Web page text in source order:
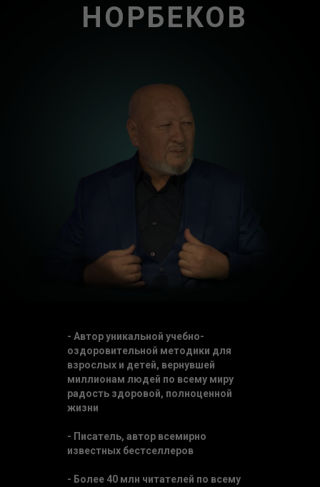
НОРБЕКОВ
- Автор уникальной учебно-
оздоровительной методики для
взрослых и детей, вернувшей
миллионам людей по всему миру
радость здоровой, полноценной
жизни
- Писатель, автор всемирно
известных бестселлеров
- Более 40 млн читателей по всему